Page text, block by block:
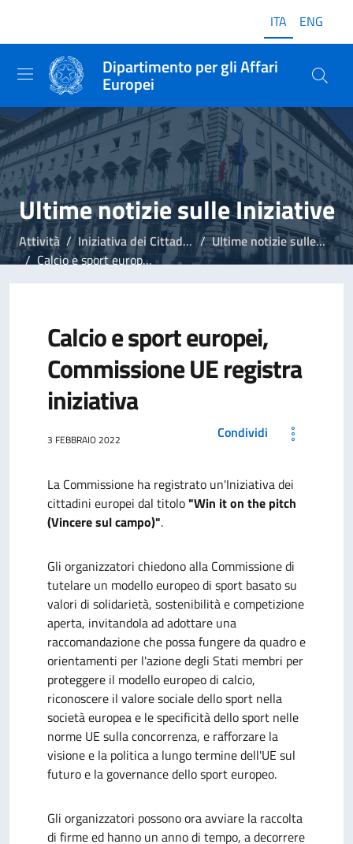
ITA ENG
Dipartimento per gli Affari
Europei
Ultime notizie sulle Iniziative
Attività Iniziativa dei Cittadini Europei
Ultime notizie sulle Iniziative
Calcio e sport europei, Commissione UE registra iniziativa
Calcio e sport europei,
Commissione UE registra
iniziativa
3 FEBBRAIO 2022 Condividi
La Commissione ha registrato un'Iniziativa dei
cittadini europei dal titolo"Win it on the pitch
(Vincere sul campo)".
Gli organizzatori chiedono alla Commissionedi
tutelare un modello europeo di sport basato su
valori di solidarietà, sostenibilità e competizione
aperta, invitandola ad adottare una
raccomandazione che possa fungere da quadro e
orientamenti per l'azione degli Stati membri per
proteggere il modello europeo di calcio,
riconoscere il valore sociale dello sport nella
società europea e le specificità dello sport nelle
norme UE sulla concorrenza, e rafforzare la
visione e la politica a lungo termine dell'UE sul
futuro e la governance dello sport europeo.
Gli organizzatori possono ora avviare la raccolta
di firme ed hanno un anno di tempo, a decorrere